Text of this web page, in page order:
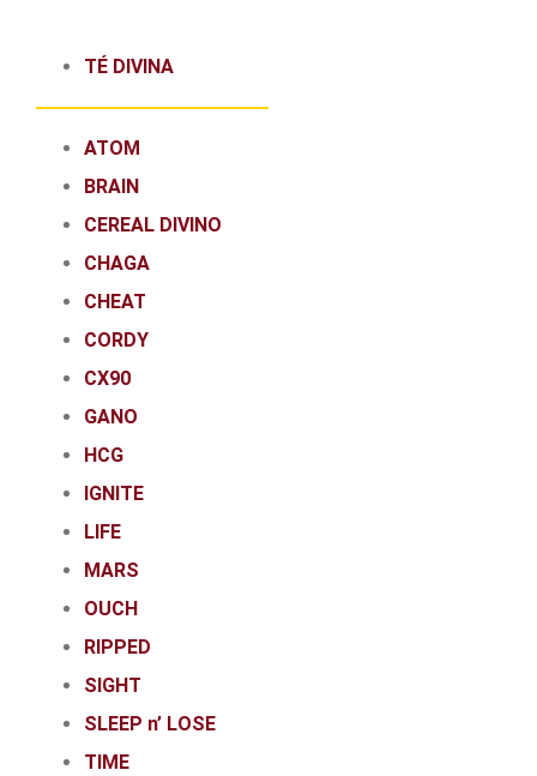
TÉ DIVINA
ATOM
BRAIN
CEREAL DIVINO
CHAGA
CHEAT
CORDY
CX90
GANO
HCG
IGNITE
LIFE
MARS
OUCH
RIPPED
SIGHT
SLEEP n’ LOSE
TIME